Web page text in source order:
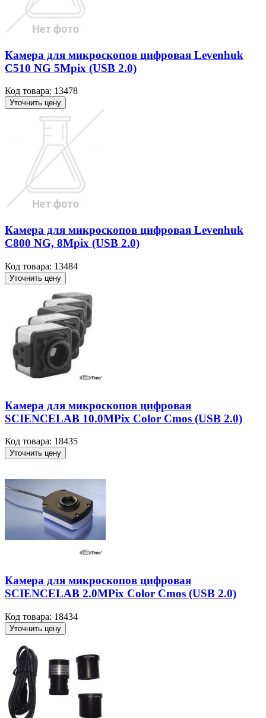
Камера для микроскопов цифровая Levenhuk
C510 NG 5Mpix (USB 2.0)
Код товара: 13478
Уточнить цену
Камера для микроскопов цифровая Levenhuk
C800 NG, 8Mpix (USB 2.0)
Код товара: 13484
Уточнить цену
Камера для микроскопов цифровая
SCIENCELAB 10.0MPix Color Cmos (USB 2.0)
Код товара: 18435
Уточнить цену
Камера для микроскопов цифровая
SCIENCELAB 2.0MPix Color Cmos (USB 2.0)
Код товара: 18434
Уточнить цену